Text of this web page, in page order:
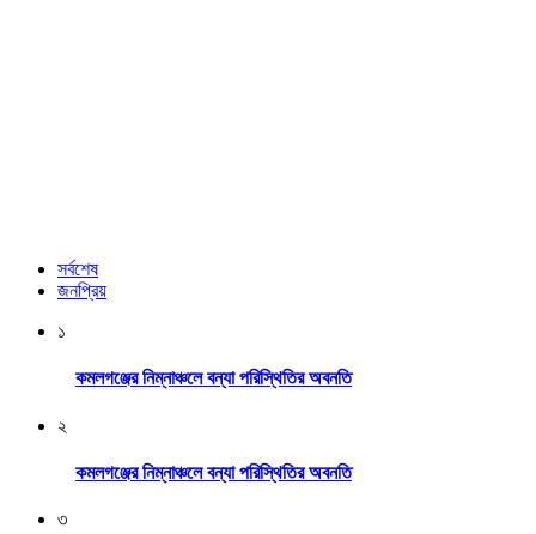
সর্বশেষ
জনপ্রিয়
১
কমলগঞ্জের নিম্নাঞ্চলে বন্যা পরিস্থিতির অবনতি
২
কমলগঞ্জের নিম্নাঞ্চলে বন্যা পরিস্থিতির অবনতি
৩